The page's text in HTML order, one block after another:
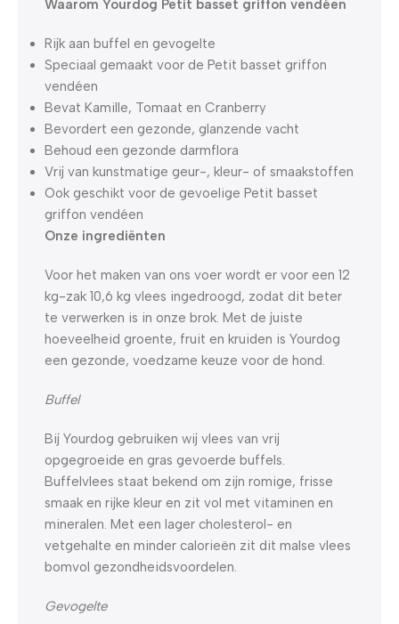
Waarom Yourdog Petit basset griffon vendéen
Rijk aan buffel en gevogelte
Speciaal gemaakt voor de Petit basset griffon
vendéen
Bevat Kamille, Tomaat en Cranberry
Bevordert een gezonde, glanzende vacht
Behoud een gezonde darmflora
Vrij van kunstmatige geur-, kleur- of smaakstoffen
Ook geschikt voor de gevoelige Petit basset
griffon vendéen
Onze ingrediënten
Voor het maken van ons voer wordt er voor een 12
kg-zak 10,6 kg vlees ingedroogd, zodat dit beter
te verwerken is in onze brok. Met de juiste
hoeveelheid groente, fruit en kruiden is Yourdog
een gezonde, voedzame keuze voor de hond.
Buffel
Bij Yourdog gebruiken wij vlees van vrij
opgegroeide en gras gevoerde buffels.
Buffelvlees staat bekend om zijn romige, frisse
smaak en rijke kleur en zit vol met vitaminen en
mineralen. Met een lager cholesterol- en
vetgehalte en minder calorieën zit dit malse vlees
bomvol gezondheidsvoordelen.
Gevogelte